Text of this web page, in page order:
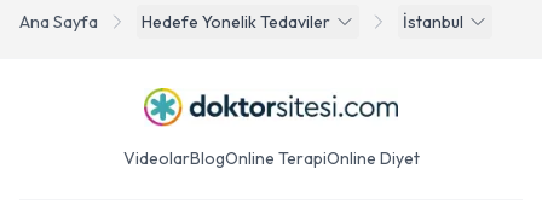
Ana Sayfa Hedefe Yonelik Tedaviler İstanbul
VideolarBlogOnline TerapiOnline Diyet